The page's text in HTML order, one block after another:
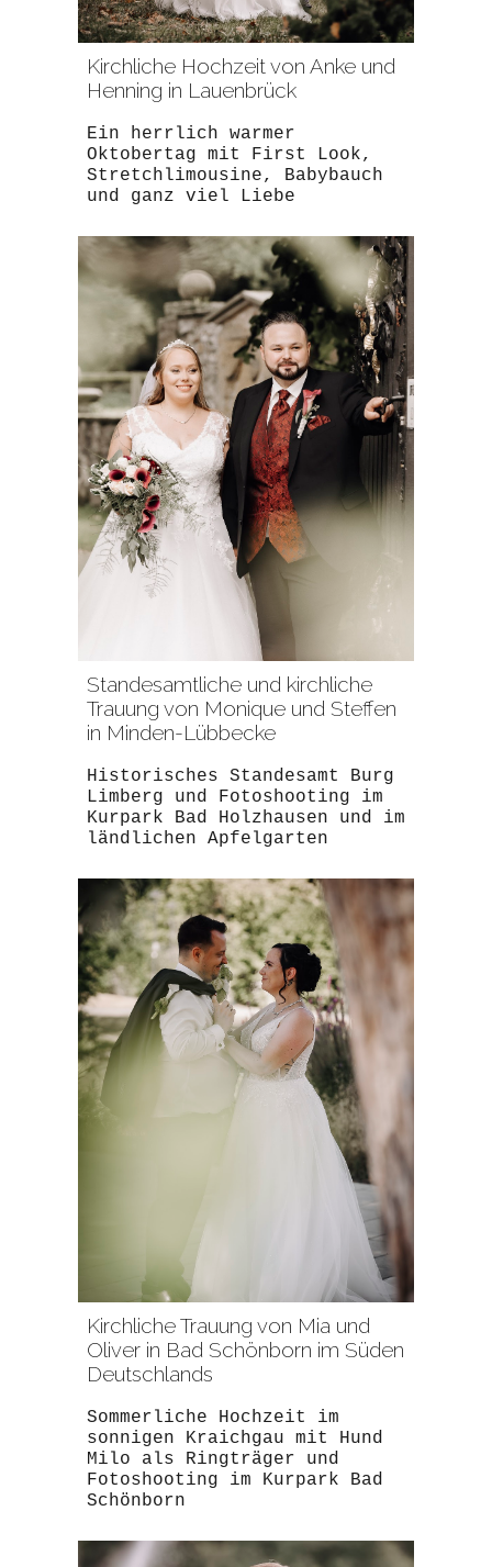
Kirchliche Hochzeit von Anke und
Henning in Lauenbrück
Ein herrlich warmer
Oktobertag mit First Look,
Stretchlimousine, Babybauch
und ganz viel Liebe
Standesamtliche und kirchliche
Trauung von Monique und Steffen
in Minden-Lübbecke
Historisches Standesamt Burg
Limberg und Fotoshooting im
Kurpark Bad Holzhausen und im
ländlichen Apfelgarten
Kirchliche Trauung von Mia und
Oliver in Bad Schönborn im Süden
Deutschlands
Sommerliche Hochzeit im
sonnigen Kraichgau mit Hund
Milo als Ringträger und
Fotoshooting im Kurpark Bad
Schönborn